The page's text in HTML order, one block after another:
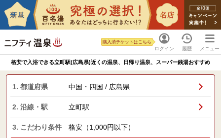
ログイン
購入済チケットはこちら
履歴 メニュー
格安で入浴できる立町駅(広島県)近くの温泉、日帰り温泉、スーパー銭湯おすすめ
1. 都道府県 中国・四国 / 広島県
2. 沿線・駅 立町駅
3. こだわり条件 格安（1,000円以下）